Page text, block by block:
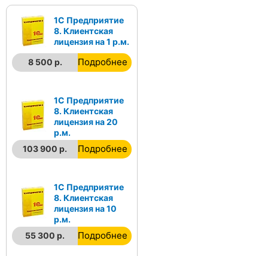
1С Предприятие
8. Клиентская
лицензия на 1 р.м.
8 500 р.
Подробнее
1С Предприятие
8. Клиентская
лицензия на 20
р.м.
103 900 р.
Подробнее
1С Предприятие
8. Клиентская
лицензия на 10
р.м.
55 300 р.
Подробнее